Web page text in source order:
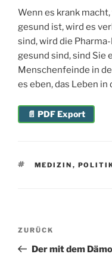
Wenn es krank
gesund ist, wird es
sind, wird die
gesund sind, sind Sie
Menschenfeinde in
es eben, das Leben in
📄 PDF Export
SCHLAGWÖRTER
MEDIZIN ,
Vorheriger
Beitrag
ZURÜCK
Der mit dem